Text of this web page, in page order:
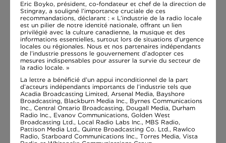
Eric Boyko, président, co-fondateur et chef de la direction de
Stingray, a souligné l’importance cruciale de ces
recommandations, déclarant : « L’industrie de la radio locale
est un pilier de notre identité nationale, offrant un lien
privilégié avec la culture canadienne, la musique et des
informations essentielles, surtout lors de situations d’urgence
locales ou régionales. Nous et nos partenaires indépendants
de l’industrie pressons le gouvernement d’adopter ces
mesures indispensables pour assurer la survie du secteur de
la radio locale. »
La lettre a bénéficié d’un appui inconditionnel de la part
d’acteurs indépendants importants de l’industrie tels que
Acadia Broadcasting Limited, Arsenal Media, Bayshore
Broadcasting, Blackburn Media Inc., Byrnes Communications
Inc., Central Ontario Broadcasting, Dougall Media, Durham
Radio Inc., Evanov Communications, Golden West
Broadcasting Ltd., Local Radio Labs Inc., MBS Radio,
Pattison Media Ltd., Quinte Broadcasting Co. Ltd., Rawlco
Radio, Starboard Communications Inc., Torres Media, Vista